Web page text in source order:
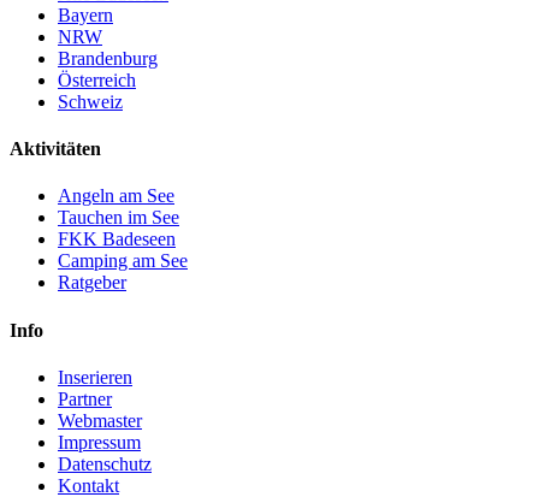
Bayern
NRW
Brandenburg
Österreich
Schweiz
Aktivitäten
Angeln am See
Tauchen im See
FKK Badeseen
Camping am See
Ratgeber
Info
Inserieren
Partner
Webmaster
Impressum
Datenschutz
Kontakt